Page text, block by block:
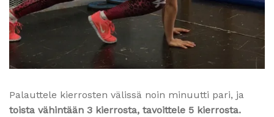
Palauttele kierrosten välissä noin minuutti pari, ja
toista vähintään 3 kierrosta, tavoittele 5 kierrosta.